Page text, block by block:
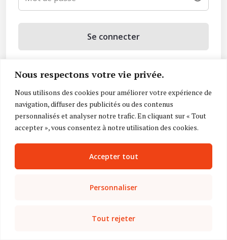
Nous respectons votre vie privée.
Nous utilisons des cookies pour améliorer votre expérience de
navigation, diffuser des publicités ou des contenus
personnalisés et analyser notre trafic. En cliquant sur « Tout
accepter », vous consentez à notre utilisation des cookies.
Personnaliser
Tout rejeter
Accepter tout
Se connecter
Mot de passe oublié ?
Vous n’avez pas de compte ? Inscrivez-vous